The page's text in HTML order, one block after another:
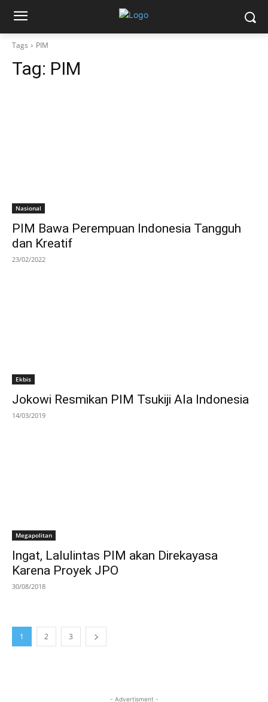
Tags PIM
Tag: PIM
Nasional
PIM Bawa Perempuan Indonesia Tangguh
dan Kreatif
23/02/2022
Ekbis
Jokowi Resmikan PIM Tsukiji Ala Indonesia
14/03/2019
Megapolitan
Ingat, Lalulintas PIM akan Direkayasa
Karena Proyek JPO
30/08/2018
1 2 3
- Advertisment -